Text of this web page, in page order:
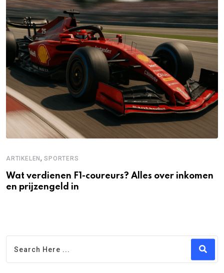
ARTIKELEN,SPORTERS
Wat verdienen F1-coureurs? Alles over inkomen
en prijzengeld in